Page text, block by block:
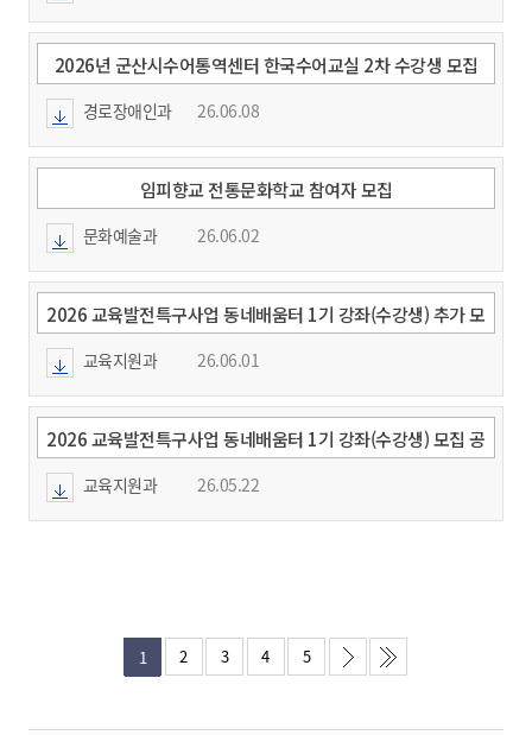
2026년 군산시수어통역센터 한국수어교실 2차 수강생 모집
경로장애인과 26.06.08
임피향교 전통문화학교 참여자 모집
문화예술과 26.06.02
2026 교육발전특구사업 동네배움터 1기 강좌(수강생) 추가 모
집 공고(초등학생 대상)
교육지원과 26.06.01
2026 교육발전특구사업 동네배움터 1기 강좌(수강생) 모집 공
고(초등학생 대상)
교육지원과 26.05.22
1 2 3 4 5